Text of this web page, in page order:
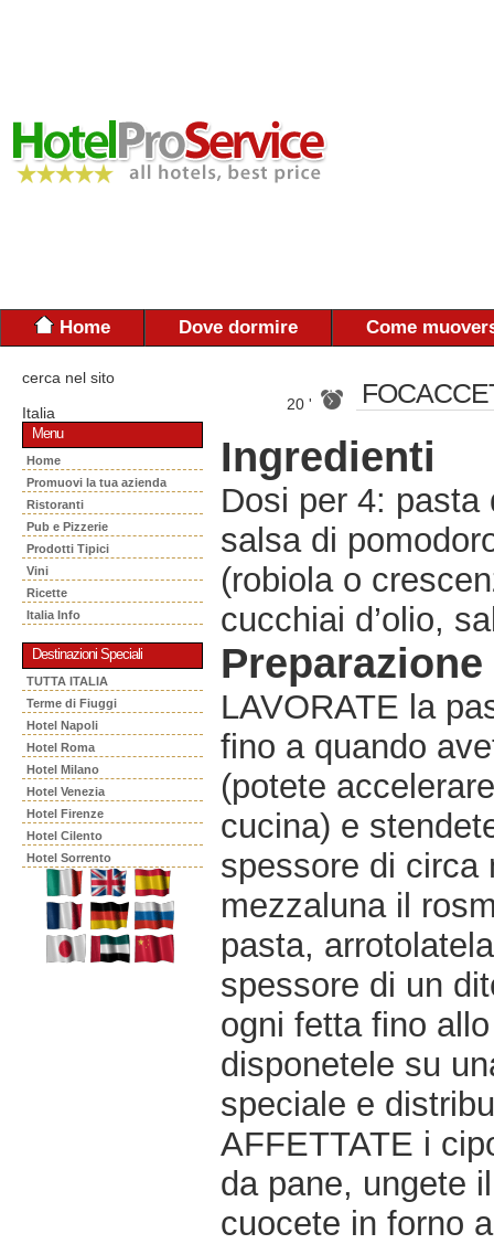
Home Dove dormire Come
cerca nel sito
Italia
Menu
Home
Promuovi la tua azienda
Ristoranti
Pub e Pizzerie
Prodotti Tipici
Vini
Ricette
Italia Info
Destinazioni Speciali
TUTTA ITALIA
Terme di Fiuggi
Hotel Napoli
Hotel Roma
Hotel Milano
Hotel Venezia
Hotel Firenze
Hotel Cilento
Hotel Sorrento
20 '
Ingredienti
Dosi per 4:
salsa di
(robiola o
cucchiai d’olio,
Preparazione
LAVORATE la
fino a quando
(potete
cucina) e
spessore di circa
mezzaluna il
pasta,
spessore di un
ogni fetta fino
disponetele su
speciale e
AFFETTATE i
da pane, ungete
cuocete in forno